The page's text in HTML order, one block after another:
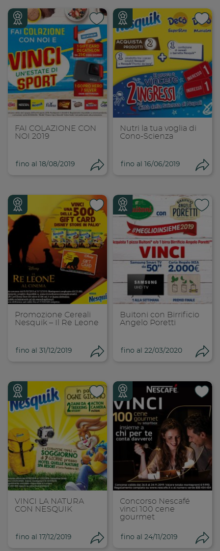
Condividi su
Copia link
FAI COLAZIONE CON
NOI 2019
fino al 18/08/2019
Condividi su
Copia link
Nutri la tua voglia di
Cono-Scienza
fino al 16/06/2019
Promozione Cereali
Nesquik – Il Re Leone
fino al 31/12/2019
Condividi su
Copia link
Buitoni con Birrificio
Angelo Poretti
fino al 22/03/2020
VINCI LA NATURA
CON NESQUIK
fino al 17/12/2019
Concorso Nescafé
vinci 100 cene
gourmet
fino al 24/11/2019